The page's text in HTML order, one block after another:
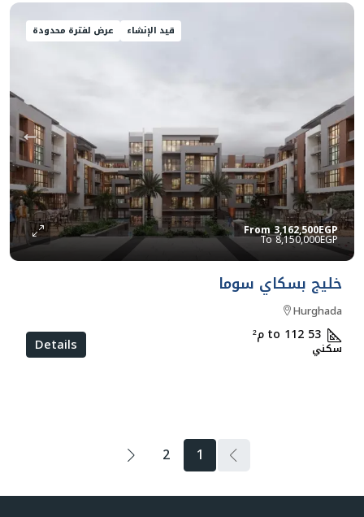
قيد الإنشاء عرض لفترة محدودة
From3,162,500EGP
8,150,000EGP
خليج بسكاي سوما
Hurghada
53 to 112 م²
سكني Details
1
2